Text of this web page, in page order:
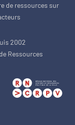
de ressources sur
2002
Ressources